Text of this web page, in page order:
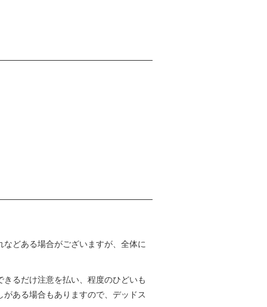
どある場合がございますが、全体に
るだけ注意を払い、程度のひどいも
ある場合もありますので、デッドス